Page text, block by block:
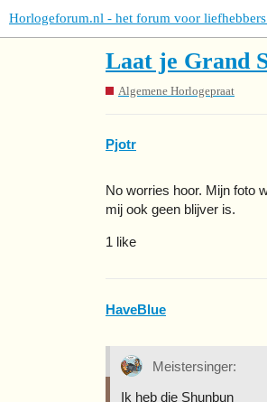
Horlogeforum.nl - het forum voor
Laat je Grand
Algemene Horlogepraat
Pjotr
No worries hoor. Mijn foto
mij ook geen blijver is.
1 like
HaveBlue
Meistersinger:
Ik heb die Shunbun